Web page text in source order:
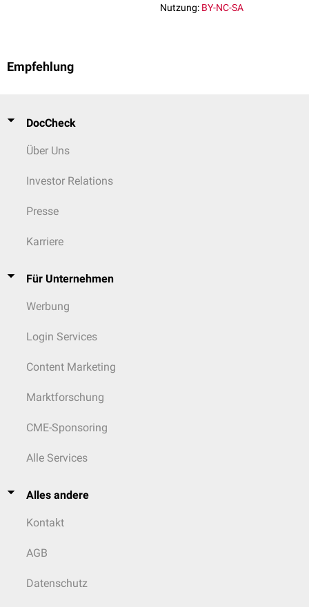
Nutzung: BY-NC-SA
Empfehlung
DocCheck
Über Uns
Investor Relations
Presse
Karriere
Für Unternehmen
Werbung
Login Services
Content Marketing
Marktforschung
CME-Sponsoring
Alle Services
Alles andere
Kontakt
AGB
Datenschutz